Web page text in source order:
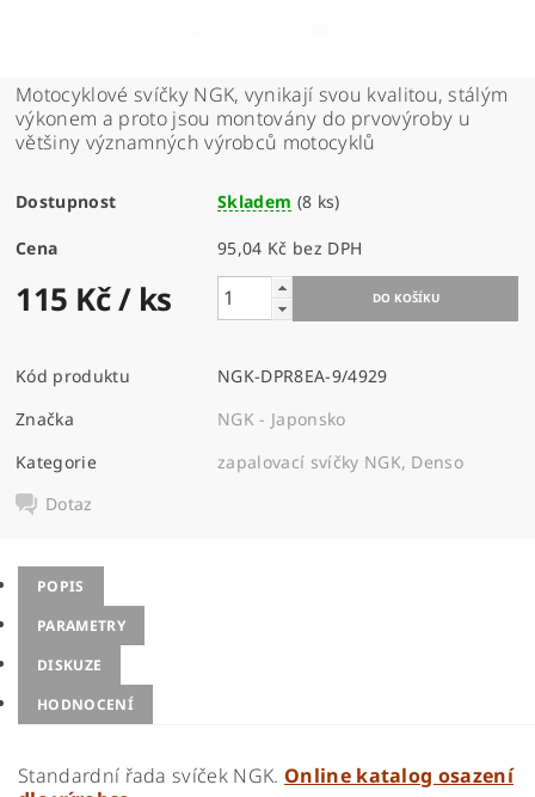
Motocyklové svíčky NGK, vynikají svou kvalitou, stálým
výkonem a proto jsou montovány do prvovýroby u
většiny významných výrobců motocyklů
Dostupnost Skladem (8 ks)
Cena 95,04 Kč bez DPH
115 Kč/ ks
Kód produktu
NGK-DPR8EA-9/4929
Značka
NGK - Japonsko
Kategorie
zapalovací svíčky NGK, Denso
Dotaz
POPIS
PARAMETRY
DISKUZE
HODNOCENÍ
Standardní řada svíček NGK. Online katalog osazení